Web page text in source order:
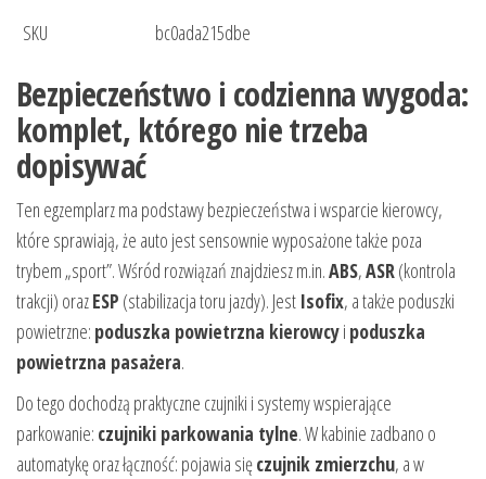
SKU
bc0ada215dbe
Bezpieczeństwo i codzienna wygoda:
komplet, którego nie trzeba
dopisywać
Ten egzemplarz ma podstawy bezpieczeństwa i wsparcie kierowcy,
które sprawiają, że auto jest sensownie wyposażone także poza
trybem „sport”. Wśród rozwiązań znajdziesz m.in.ABS,ASR(kontrola
trakcji) orazESP (stabilizacja toru jazdy). Jest Isofix, a także poduszki
powietrzne: poduszka powietrzna kierowcyi poduszka
powietrzna pasażera.
Do tego dochodzą praktyczne czujniki i systemy wspierające
parkowanie: czujniki parkowania tylne. W kabinie zadbano o
automatykę oraz łączność: pojawia sięczujnik zmierzchu, a w